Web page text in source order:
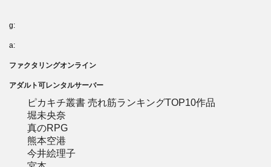
g:
a:
ファクタリングオンライン
アダルト可レンタルサーバー
ピカキチ叢書 売れ筋ランキングTOP10作品
堀未央奈
真のRPG
熊本空港
今井絵理子